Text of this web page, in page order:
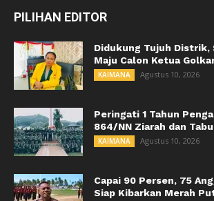
PILIHAN EDITOR
Didukung Tujuh Distrik,
Maju Calon Ketua
KAIMANA Agustus 10, 2026
Peringati 1 Tahun
864/NN Ziarah dan
KAIMANA Agustus 10, 2026
Capai 90 Persen, 75
Siap Kibarkan Merah